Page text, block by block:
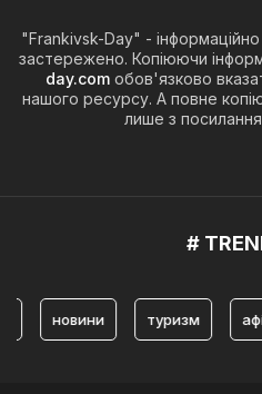
"Frankivsk-Day" -
застережено. Копіюючи
day.com обов'язково
нашого ресурсу. А повне
лише з
#
новини туризм афіша